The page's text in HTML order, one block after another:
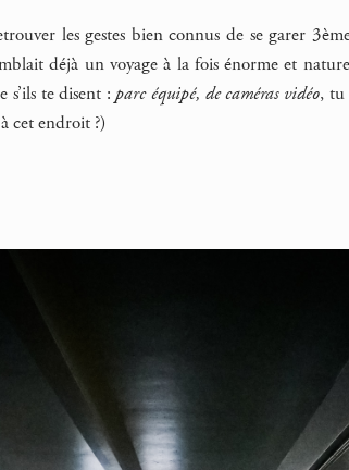
les gestes bien connus de se garer
déjà un voyage à la fois énorme et
s’ils te disent :parc équipé, de caméras vidéo, tu
cet endroit ?)